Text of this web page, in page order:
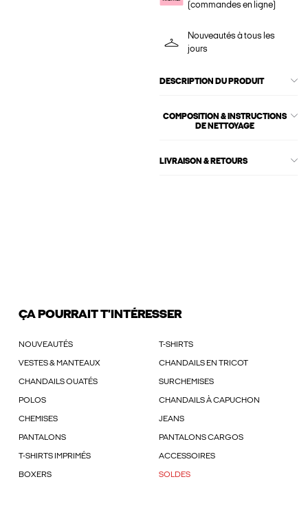
(commandes en ligne)
Nouveautés à tous les
jours
DESCRIPTION DU PRODUIT
COMPOSITION & INSTRUCTIONS
DE NETTOYAGE
LIVRAISON & RETOURS
ÇA POURRAIT T'INTÉRESSER
NOUVEAUTÉS T-SHIRTS
VESTES & MANTEAUX CHANDAILS EN TRICOT
CHANDAILS OUATÉS SURCHEMISES
POLOS CHANDAILS À CAPUCHON
CHEMISES JEANS
PANTALONS PANTALONS CARGOS
T-SHIRTS IMPRIMÉS ACCESSOIRES
BOXERS SOLDES